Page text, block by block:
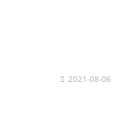
2021-08-06